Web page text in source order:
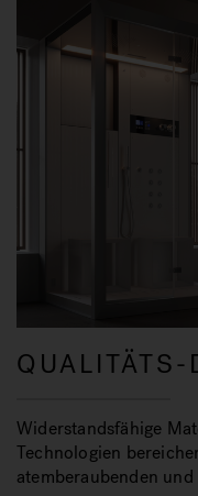
QUALITÄTS-
Widerstandsfähige
Technologien
atemberaubenden